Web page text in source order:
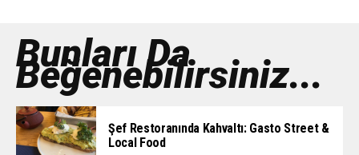
Bunları Da
Beğenebilirsiniz...
Şef Restoranında Kahvaltı: Gasto Street &
Local Food